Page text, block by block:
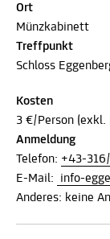
Ort
Münzkabinett
Treffpunkt
Schloss
Kosten
3 €/Person
Anmeldung
Telefon: +43-
E-Mail:
info-
Anderes: keine